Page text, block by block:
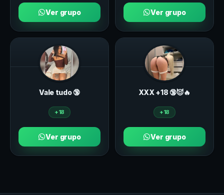
Ver grupo Ver grupo
Vale tudo 🔞
+18
Ver grupo
ХXХ +18 🔞😈🔥
+18
Ver grupo